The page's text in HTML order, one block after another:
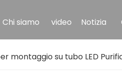
Chi siamo video Notizia
montaggio su tubo LED